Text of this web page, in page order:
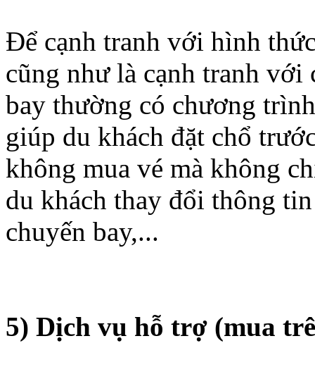
Để cạnh tranh với hình
cũng như là cạnh tranh với
bay thường có chương
giúp du khách đặt chổ
không mua vé mà không
du khách thay đổi thông
chuyến bay,...
5) Dịch vụ hỗ trợ (mua